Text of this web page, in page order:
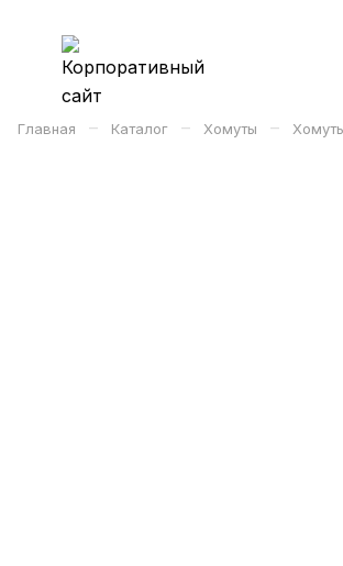
Главная – Каталог – Хомуты –